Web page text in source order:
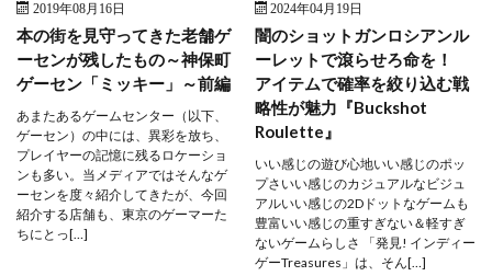
2019年08月16日
本の街を見守ってきた老舗ゲ
ーセンが残したもの～神保町
ゲーセン「ミッキー」～前編
あまたあるゲームセンター（以下、
ゲーセン）の中には、異彩を放ち、
プレイヤーの記憶に残るロケーショ
ンも多い。当メディアではそんなゲ
ーセンを度々紹介してきたが、今回
紹介する店舗も、東京のゲーマーた
ちにとっ[…]
2024年04月19日
闇のショットガンロシアンル
ーレットで滾らせろ命を！
アイテムで確率を絞り込む戦
略性が魅力『Buckshot
Roulette』
いい感じの遊び心地いい感じのポッ
プさいい感じのカジュアルなビジュ
アルいい感じの2Dドットなゲームも
豊富いい感じの重すぎない＆軽すぎ
ないゲームらしさ 「発見! インディー
ゲーTreasures」は、そん[…]